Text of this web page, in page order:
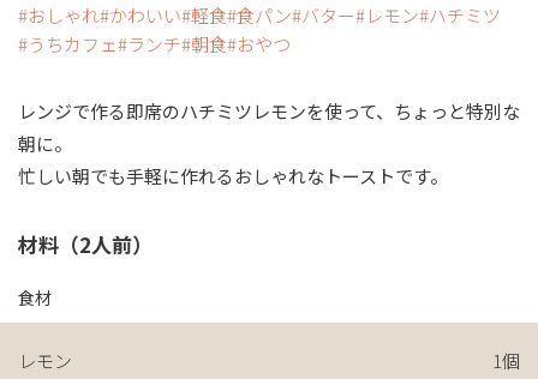
おしゃれ かわいい 軽食 食パン バター レモン ハチミツ
うちカフェ
ランチ 朝食 おやつ
レンジで作る即席のハチミツレモンを使って、ちょっと特別な
朝に。
忙しい朝でも手軽に作れるおしゃれなトーストです。
材料（2人前）
食材
レモン 1個